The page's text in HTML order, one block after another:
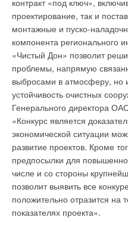
контракт «под ключ»,
проектирование, так и
монтажные и пуско-
компонента регионального
«Чистый Дон» позволит
проблемы, напрямую
выбросами в атмосферу, но
устойчивость очистных
Генерального директора
«Конкурс является
экономической ситуации
развитие проектов. Кроме
предпосылки для
числе и со стороны
позволит выявить все
положительно отразится на
показателях проекта».
Комментарии
В этой теме еще нет комментариев
Добавить комментарий
Ваше имя *
Ваш E-mail *
Комментарии
В этой теме еще нет комментариев
Добавить комментарий
Ваше имя *
Ваш E-mail *